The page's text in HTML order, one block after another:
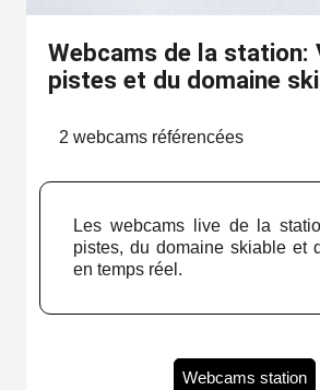
Webcams de la station:
pistes et du domaine
2 webcams référencées
Les webcams live de la
pistes, du domaine skiable et
en temps réel.
Webcams station